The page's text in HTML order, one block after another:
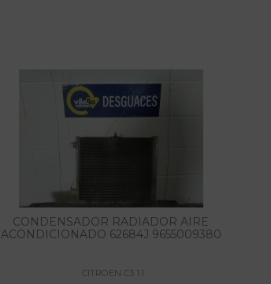
CONDENSADOR RADIADOR AIRE
ACONDICIONADO 62684J 9655009380
CITROEN C3 1.1